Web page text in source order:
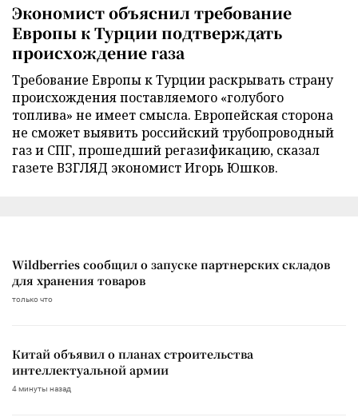
Экономист объяснил требование
Европы к Турции подтверждать
происхождение газа
Требование Европы к Турции раскрывать страну
происхождения поставляемого «голубого
топлива» не имеет смысла. Европейская сторона
не сможет выявить российский трубопроводный
газ и СПГ, прошедший регазификацию, сказал
газете ВЗГЛЯД экономист Игорь Юшков.
Wildberries сообщил о запуске партнерских складов
для хранения товаров
только что
Китай объявил о планах строительства
интеллектуальной армии
4 минуты назад